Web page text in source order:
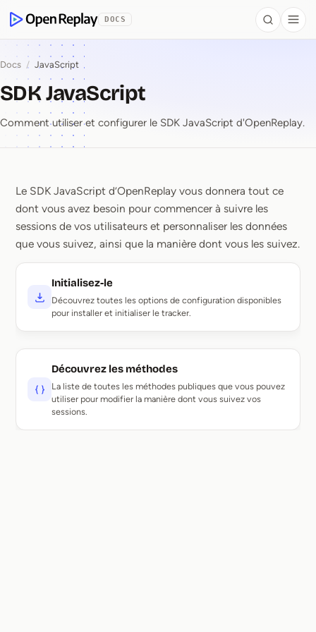
OpenReplay
DOCS Search
Docs / JavaScript
SDK JavaScript
Comment utiliser et configurer le SDK JavaScript d'OpenReplay.
SDK JavaScript
Le SDK JavaScript d’OpenReplay vous donnera tout ce
dont vous avez besoin pour commencer à suivre les
sessions de vos utilisateurs et personnaliser les données
que vous suivez, ainsi que la manière dont vous les suivez.
Initialisez-le
Découvrez toutes les options de configuration disponibles
pour installer et initialiser le tracker.
Découvrez les méthodes
La liste de toutes les méthodes publiques que vous pouvez
utiliser pour modifier la manière dont vous suivez vos
sessions.